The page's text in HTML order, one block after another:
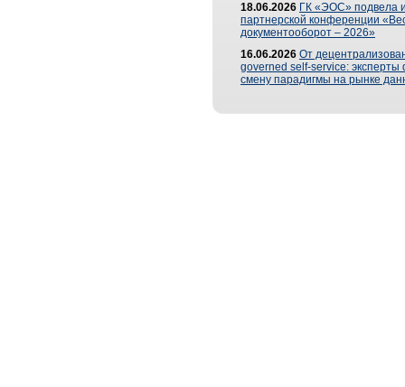
18.06.2026 ГК «ЭОС» подвела
партнерской конференции
документооборот – 2026»
16.06.2026 От
governed self-service: эксперты
смену парадигмы на рынке